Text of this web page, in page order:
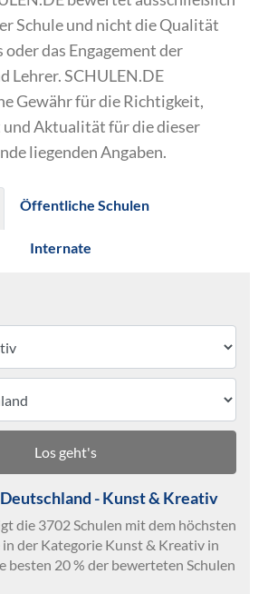
Schule und nicht die Qualität
das Engagement der
Lehrer. SCHULEN.DE
Gewähr für die Richtigkeit,
Aktualität für die dieser
liegenden Angaben.
Öffentliche Schulen
Internate
Los geht's
- Kunst & Kreativ
die 3702 Schulen mit dem höchsten
in der Kategorie Kunst & Kreativ in
besten 20 % der bewerteten Schulen